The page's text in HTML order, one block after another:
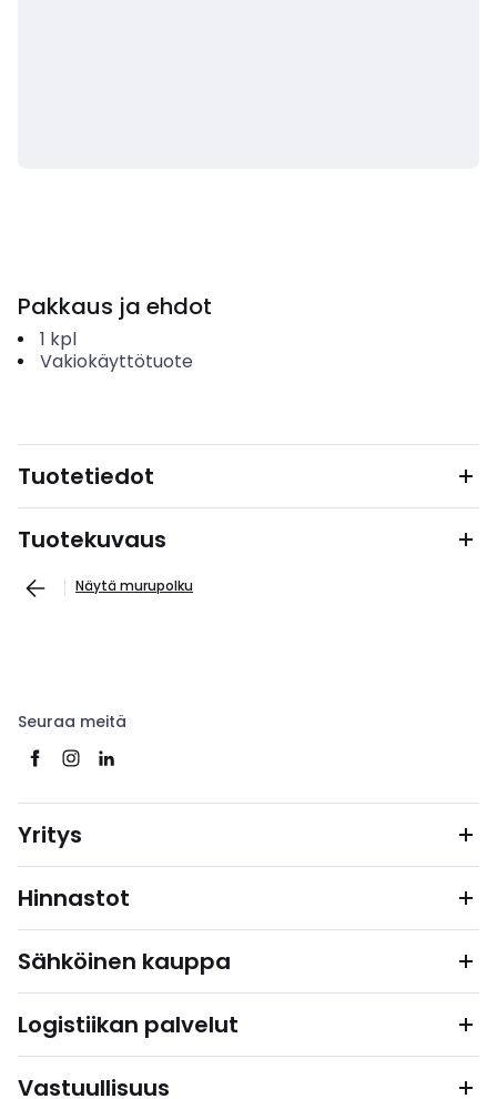
Pakkaus ja ehdot
1 kpl
Vakiokäyttötuote
Tuotetiedot
Tuotekuvaus
Näytä murupolku
Seuraa meitä
Yritys
Hinnastot
Sähköinen kauppa
Logistiikan palvelut
Vastuullisuus